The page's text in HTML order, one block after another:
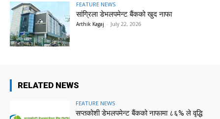
FEATURE NEWS
सांग्रिला डेभलपमेन्ट बैंकको खुद नाफा
Arthik Kagaj - July 22, 2026
RELATED NEWS
FEATURE NEWS
सप्तकोशी डेभलपमेन्ट बैंकको नाफामा ८६% ले वृद्धि